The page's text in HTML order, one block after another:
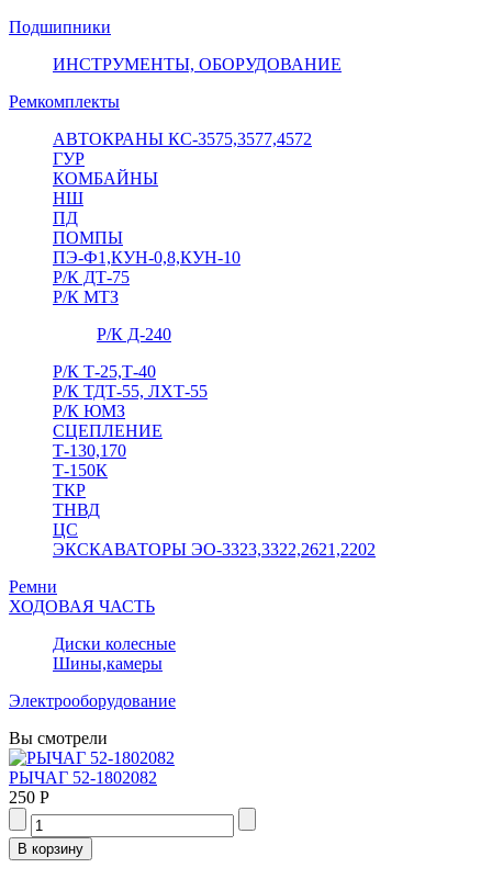
Подшипники
ИНСТРУМЕНТЫ, ОБОРУДОВАНИЕ
Ремкомплекты
АВТОКРАНЫ КС-3575,3577,4572
ГУР
КОМБАЙНЫ
НШ
ПД
ПОМПЫ
ПЭ-Ф1,КУН-0,8,КУН-10
Р/К ДТ-75
Р/К МТЗ
Р/К Д-240
Р/К Т-25,Т-40
Р/К ТДТ-55, ЛХТ-55
Р/К ЮМЗ
СЦЕПЛЕНИЕ
Т-130,170
Т-150К
ТКР
ТНВД
ЦС
ЭКСКАВАТОРЫ ЭО-3323,3322,2621,2202
Ремни
ХОДОВАЯ ЧАСТЬ
Диски колесные
Шины,камеры
Электрооборудование
Вы смотрели
РЫЧАГ 52-1802082
250 Р